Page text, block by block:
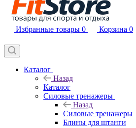
Избранные товары 0 Корзина 0
Каталог
Назад
Каталог
Силовые тренажеры
Назад
Силовые тренажеры
Блины для штанги